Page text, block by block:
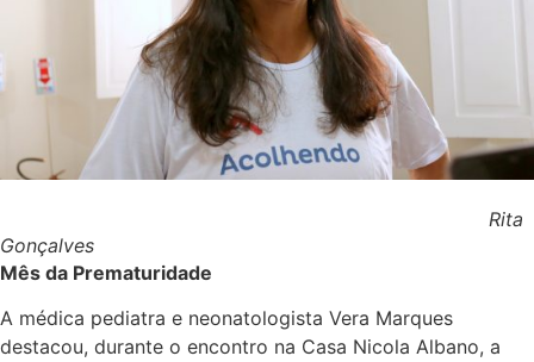
Rita
Gonçalves
Mês da Prematuridade
A médica pediatra e neonatologista Vera Marques
destacou, durante o encontro na Casa Nicola Albano, a